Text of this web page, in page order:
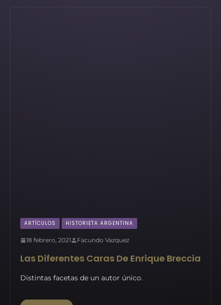
ARTÍCULOS HISTORIETA ARGENTINA
18 febrero, 2021 Facundo Vazquez
Las Diferentes Caras De Enrique Breccia
Distintas facetas de un autor único.